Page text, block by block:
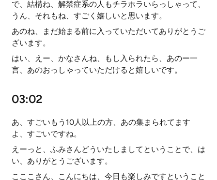
で、結構ね、解禁症系の人もチラホラいらっしゃって、
うん、それもね、すごく嬉しいと思います。
あのね、まだ始まる前に入っていただいてありがとうご
ざいます。
はい、えー、かなさんね、もし入られたら、あのー一
言、あのおっしゃっていただけると嬉しいです。
03:02
あ、すごいもう10人以上の方、あの集まられてます
よ、すごいですね。
えーっと、ふみさんどういたしましてということで、は
い、ありがとうございます。
こここさん、こんにちは、今日も楽しみですということ